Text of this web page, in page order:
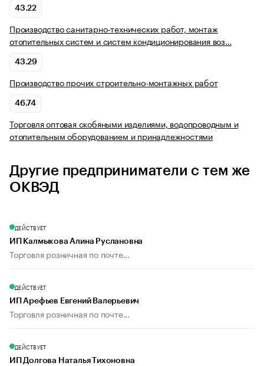
43.22
Производство санитарно-технических работ, монтаж
отопительных систем и систем кондиционирования воз…
43.29
Производство прочих строительно-монтажных работ
46.74
Торговля оптовая скобяными изделиями, водопроводным и
отопительным оборудованием и принадлежностями
Другие предприниматели с тем же
ОКВЭД
ДЕЙСТВУЕТ
ИП Калмыкова Алина Руслановна
Торговля розничная по почте...
ДЕЙСТВУЕТ
ИП Арефьев Евгений Валерьевич
Торговля розничная по почте...
ДЕЙСТВУЕТ
ИП Долгова Наталья Тихоновна